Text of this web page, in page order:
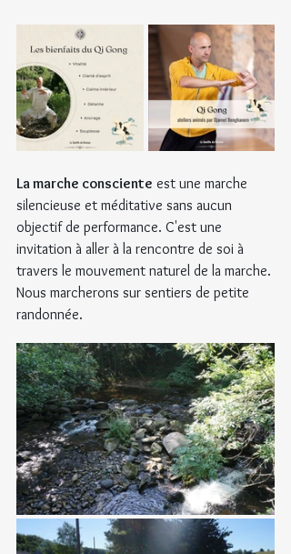
La marche consciente est une marche
silencieuse et méditative sans aucun
objectif de performance. C'est une
invitation à aller à la rencontre de soi à
travers le mouvement naturel de la marche.
Nous marcherons sur sentiers de petite
randonnée.